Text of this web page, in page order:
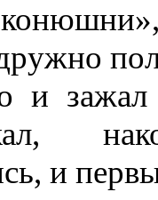
и
и